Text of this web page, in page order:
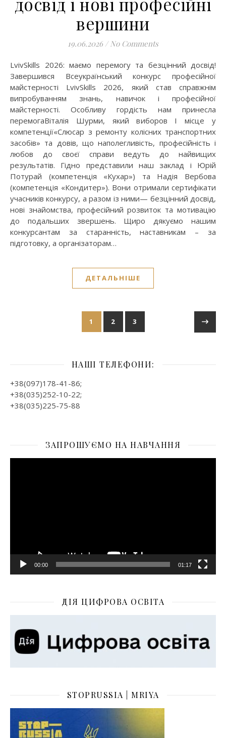
вершини
19.06.2026 / No Comments
LvivSkills 2026: маємо перемогу та безцінний досвід!
Завершився Всеукраїнський конкурс професійної
майстерності LvivSkills 2026, який став справжнім
випробуванням знань, навичок і професійної
майстерності. Особливу гордість нам принесла
перемогаВіталія Шурми, який виборов І місце у
компетенції«Слюсар з ремонту колісних транспортних
засобів» та довів, що наполегливість, професійність і
любов до своєї справи ведуть до найвищих
результатів. Гідно представили наш заклад і Юрій
Потурай (компетенція «Кухар») та Надія Вербова
(компетенція «Кондитер»). Вони отримали сертифікати
учасників конкурсу, а разом із ними— безцінний досвід,
нові знайомства, професійний розвиток та мотивацію
до подальших звершень. Щиро дякуємо нашим
конкурсантам за старанність, наставникам – за
підготовку, а організаторам…
ДЕТАЛЬНІШЕ
1 2 3
НАШІ ТЕЛЕФОНИ:
+38(097)178-41-86;
+38(035)252-10-22;
+38(035)225-75-88
ЗАПРОШУЄМО НА НАВЧАННЯ
00:00 01:17
ДІЯ ЦИФРОВА ОСВІТА
STOPRUSSIA | MRIYA